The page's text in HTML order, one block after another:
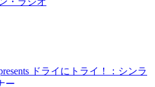
ドライにトライ！：シンラ
ー